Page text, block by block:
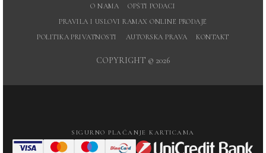
O NAMA
OPŠTI PODACI
PRAVILA I USLOVI RAMAX ONLINE PRODAJE
POLITIKA PRIVATNOSTI
AUTORSKA PRAVA KONTAKT
COPYRIGHT © 2026
SIGURNO PLAĆANJE KARTICAMA